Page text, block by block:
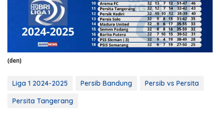
(den)
Liga 1 2024-2025 Persib Bandung
Persib vs Persita
Persita Tangerang